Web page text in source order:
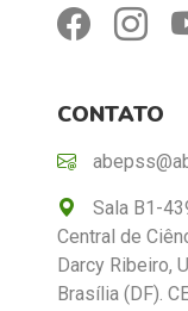
CONTATO
Sala B1-
Central de
Darcy Ribeiro,
Brasília (DF).